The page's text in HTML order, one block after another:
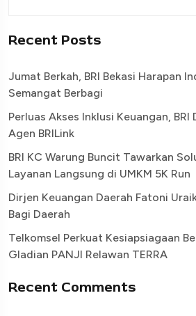
Recent Posts
Jumat Berkah, BRI Bekasi Harapan
Semangat Berbagi
Perluas Akses Inklusi Keuangan, BRI
Agen BRILink
BRI KC Warung Buncit Tawarkan
Layanan Langsung di UMKM 5K Run
Dirjen Keuangan Daerah Fatoni
Bagi Daerah
Telkomsel Perkuat Kesiapsiagaan
Gladian PANJI Relawan TERRA
Recent Comments